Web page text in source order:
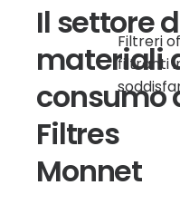
Il settore
materiali
consumo
Filtres
Monnet
Filtreri
filtranti